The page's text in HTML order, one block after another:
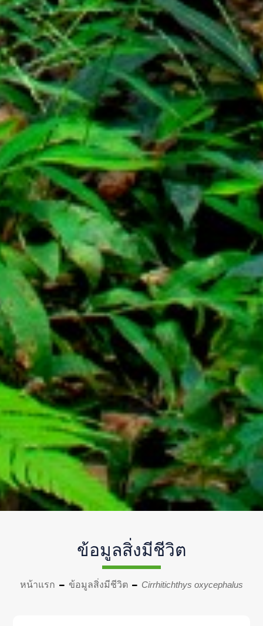
ข้อมูลสิ่งมีชีวิต
หน้าแรก ข้อมูลสิ่งมีชีวิต Cirrhitichthys oxycephalus